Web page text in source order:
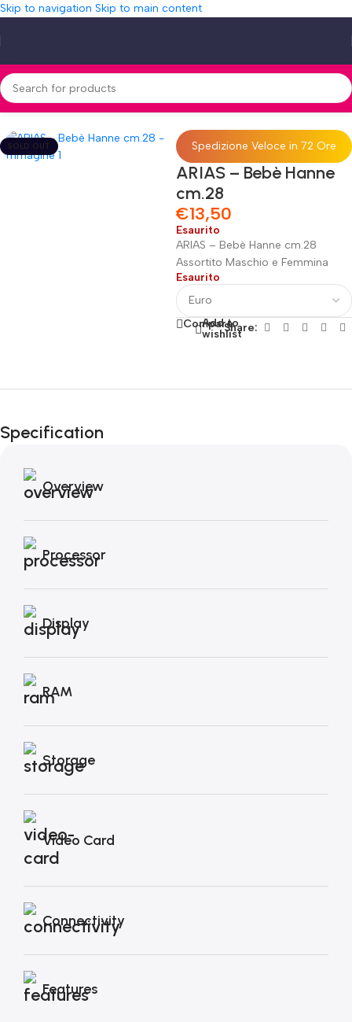
Skip to navigation Skip to main content
Home»Shop»ARIAS – Bebè Hanne cm.28
SOLD OUT Spedizione Veloce in 72 Ore
ARIAS – Bebè Hanne
cm.28
€13,50
Esaurito
ARIAS – Bebè Hanne cm.28
Assortito Maschio e Femmina
Esaurito
Compare
Add to
wishlistShare:
Fino al 12 Ottobre...
Autunno!
Specification
Overview
Processor
Display
RAM
Storage
Video Card
Connectivity
Features